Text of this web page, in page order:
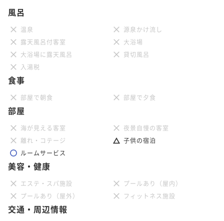
風呂
温泉
源泉かけ流し
露天風呂付客室
大浴場
大浴場に露天風呂
貸切風呂
入湯税
食事
部屋で朝食 部屋で夕食
部屋
海が見える客室
夜景自慢の客室
離れ・コテージ
子供の宿泊
ルームサービス
美容・健康
エステ・スパ施設
プールあり（屋内）
プールあり（屋外）
フィットネス施設
交通・周辺情報